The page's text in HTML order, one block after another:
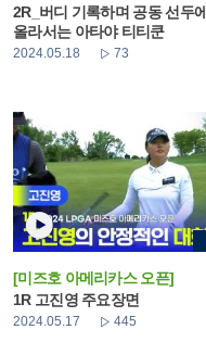
2R_버디 기록하며 공동 선두
올라서는 아타야 티티쿤
2024.05.18 73
[미즈호 아메리카스 오픈]
1R 고진영 주요장면
2024.05.17 445